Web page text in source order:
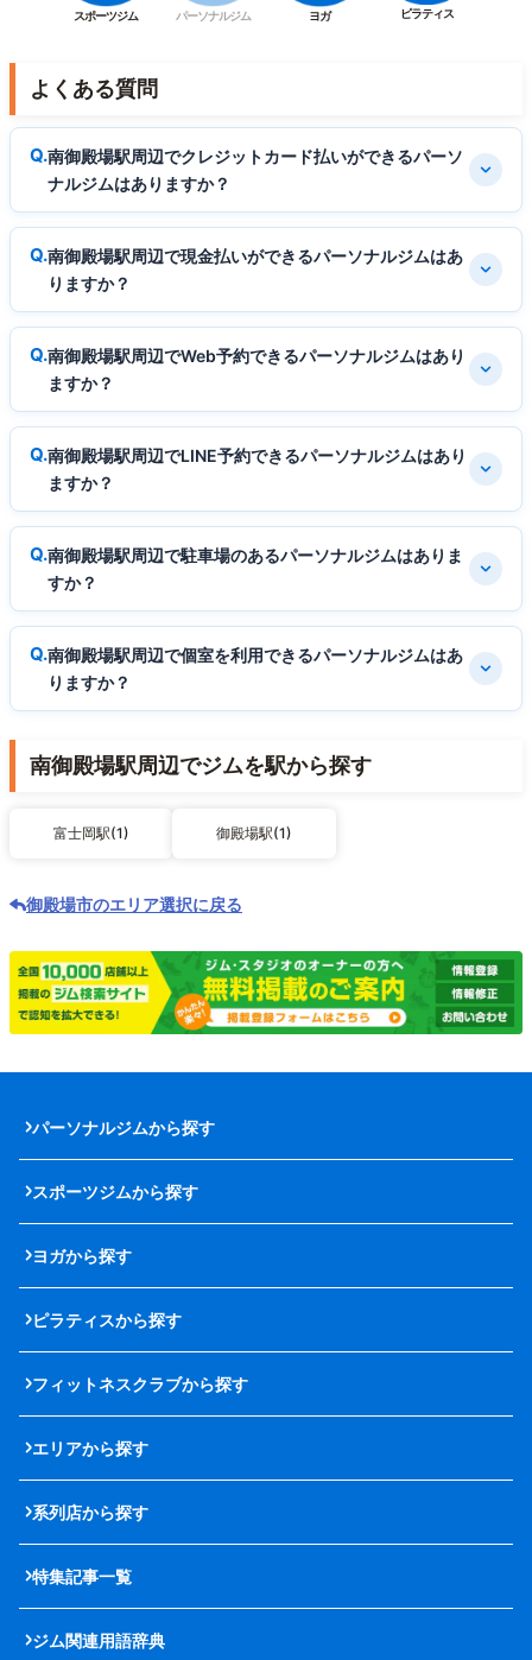
スポーツジム パーソナルジム ヨガ ピラティス
よくある質問
南御殿場駅周辺でクレジットカード払いができるパーソ
ナルジムはありますか？
南御殿場駅周辺で現金払いができるパーソナルジムはあ
りますか？
南御殿場駅周辺でWeb予約できるパーソナルジムはあり
ますか？
南御殿場駅周辺でLINE予約できるパーソナルジムはあり
ますか？
南御殿場駅周辺で駐車場のあるパーソナルジムはありま
すか？
南御殿場駅周辺で個室を利用できるパーソナルジムはあ
りますか？
南御殿場駅周辺でジムを駅から探す
富士岡駅(1) 御殿場駅(1)
御殿場市のエリア選択に戻る
パーソナルジムから探す
スポーツジムから探す
ヨガから探す
ピラティスから探す
フィットネスクラブから探す
エリアから探す
系列店から探す
特集記事一覧
ジム関連用語辞典